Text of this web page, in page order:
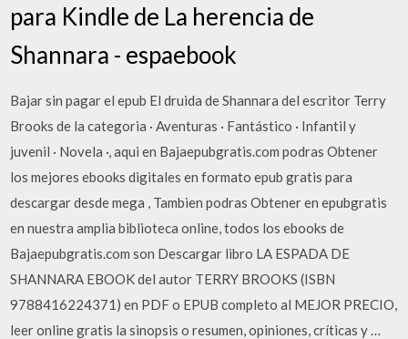
para Kindle de La herencia de
Shannara - espaebook
Bajar sin pagar el epub El druida de Shannara del escritor Terry
Brooks de la categoria · Aventuras · Fantástico · Infantil y
juvenil · Novela ·, aqui en Bajaepubgratis.com podras Obtener
los mejores ebooks digitales en formato epub gratis para
descargar desde mega , Tambien podras Obtener en epubgratis
en nuestra amplia biblioteca online, todos los ebooks de
Bajaepubgratis.com son Descargar libro LA ESPADA DE
SHANNARA EBOOK del autor TERRY BROOKS (ISBN
9788416224371) en PDF o EPUB completo al MEJOR PRECIO,
leer online gratis la sinopsis o resumen, opiniones, críticas y …